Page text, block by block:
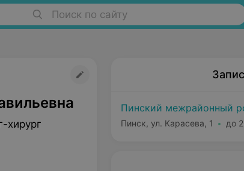
Поиск по сайту
хирург
Пинский межрайонный
Пинск, ул. Карасева, 1 до